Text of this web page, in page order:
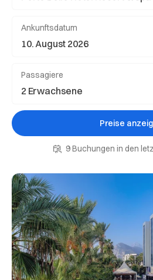
Ankunftsdatum
Passagiere
Preise
9 Buchungen in den